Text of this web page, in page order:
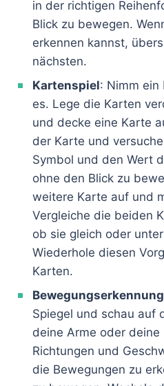
in der richtigen
Blick zu bewegen.
erkennen kannst,
nächsten.
Kartenspiel: Nimm ein
es. Lege die Karten
und decke eine Karte
der Karte und
Symbol und den Wert
ohne den Blick zu
weitere Karte auf und
Vergleiche die beiden
ob sie gleich oder
Wiederhole diesen
Karten.
Bewegungserkennung
Spiegel und schau auf
deine Arme oder
Richtungen und
die Bewegungen zu